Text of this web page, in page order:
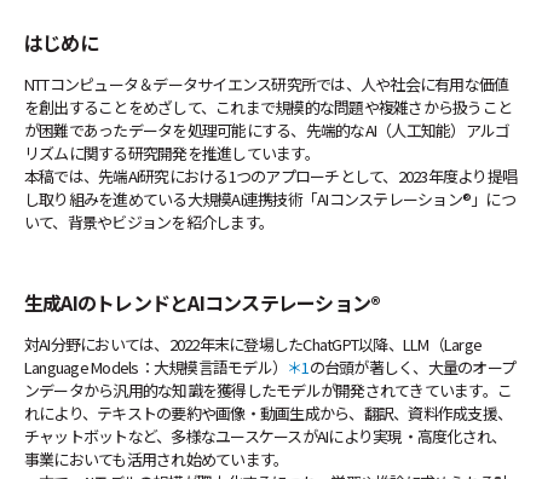
はじめに
NTTコンピュータ＆データサイエンス研究所では、人や社会に有用な価値
を創出することをめざして、これまで規模的な問題や複雑さから扱うこと
が困難であったデータを処理可能にする、先端的なAI（人工知能）アルゴ
リズムに関する研究開発を推進しています。
本稿では、先端AI研究における1つのアプローチとして、2023年度より提唱
し取り組みを進めている大規模AI連携技術「AIコンステレーション®」につ
いて、背景やビジョンを紹介します。
生成AIのトレンドとAIコンステレーション®
対AI分野においては、2022年末に登場したChatGPT以降、LLM（Large
Language Models：大規模言語モデル） ＊1の台頭が著しく、大量のオープ
ンデータから汎用的な知識を獲得したモデルが開発されてきています。こ
れにより、テキストの要約や画像・動画生成から、翻訳、資料作成支援、
チャットボットなど、多様なユースケースがAIにより実現・高度化され、
事業においても活用され始めています。